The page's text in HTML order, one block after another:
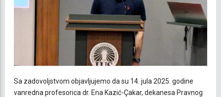
Sa zadovoljstvom objavljujemo da su 14. jula 2025. godine
vanredna profesorica dr. Ena Kazić-Çakar, dekanesa Pravnog